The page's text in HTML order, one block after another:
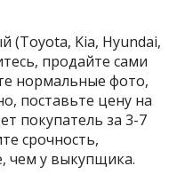
(Toyota, Kia, Hyundai,
продайте сами
нормальные фото,
поставьте цену на
покупатель за 3-7
срочность,
чем у выкупщика.